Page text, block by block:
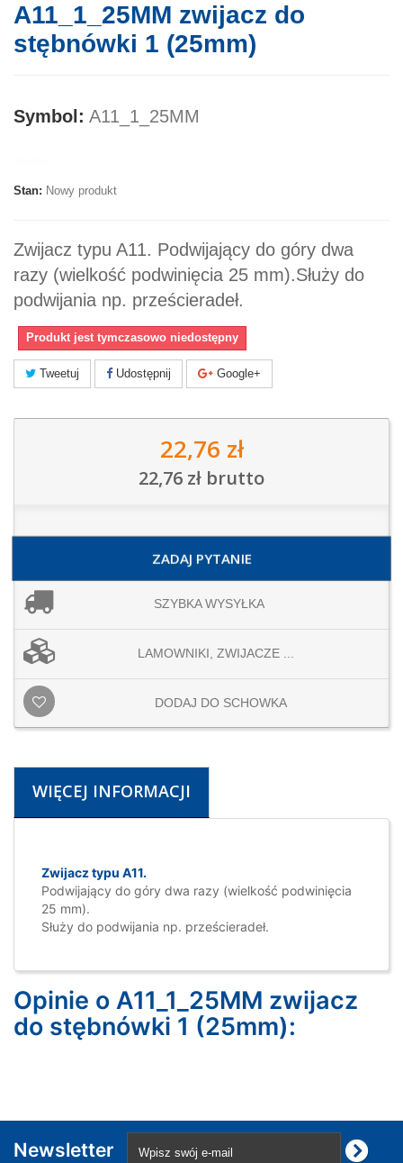
A11_1_25MM zwijacz do
stębnówki 1 (25mm)
Symbol: A11_1_25MM
Stan: Nowy produkt
Zwijacz typu A11. Podwijający do góry dwa
razy (wielkość podwinięcia 25 mm).Służy do
podwijania np. prześcieradeł.
Produkt jest tymczasowo niedostępny
Tweetuj Udostępnij Google+
22,76 zł
22,76 zł brutto
ZADAJ PYTANIE
SZYBKA WYSYŁKA
LAMOWNIKI, ZWIJACZE ...
DODAJ DO SCHOWKA
WIĘCEJ INFORMACJI
Zwijacz typu A11.
Podwijający do góry dwa razy (wielkość podwinięcia
25 mm).
Służy do podwijania np. prześcieradeł.
Opinie o A11_1_25MM zwijacz
do stębnówki 1 (25mm):
Newsletter